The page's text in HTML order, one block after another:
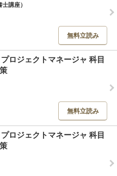
講座）
無料立読み
ロジェクトマネージャ 科目
無料立読み
ロジェクトマネージャ 科目